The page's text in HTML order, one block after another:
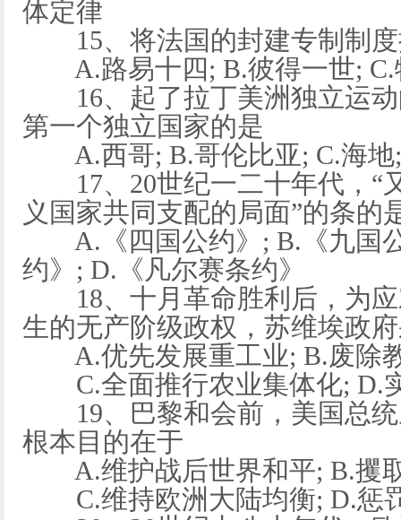
体定律
15、将法国的封建专制制度
A.路易十四; B.彼得一世; C.
16、起了拉丁美洲独立运动
第一个独立国家的是
A.西哥; B.哥伦比亚; C.海地;
17、20世纪一二十年代，“
义国家共同支配的局面”的条的
A.《四国公约》; B.《九国
约》; D.《凡尔赛条约》
18、十月革命胜利后，为应
生的无产阶级政权，苏维埃政
A.优先发展重工业; B.废除
C.全面推行农业集体化; D.
19、巴黎和会前，美国总统
根本目的在于
A.维护战后世界和平; B.攫
C.维持欧洲大陆均衡; D.惩